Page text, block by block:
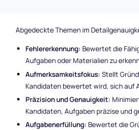
Abgedeckte Themen im
Fehlererkennung: Bewertet die
Aufgaben oder Materialien zu
Aufmerksamkeitsfokus: Stellt
Kandidaten bewertet wird, sich auf
Präzision und Genauigkeit:
Kandidaten, Aufgaben präzise und
Aufgabenerfüllung: Bewertet die